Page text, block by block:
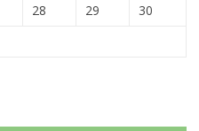
28 29
30